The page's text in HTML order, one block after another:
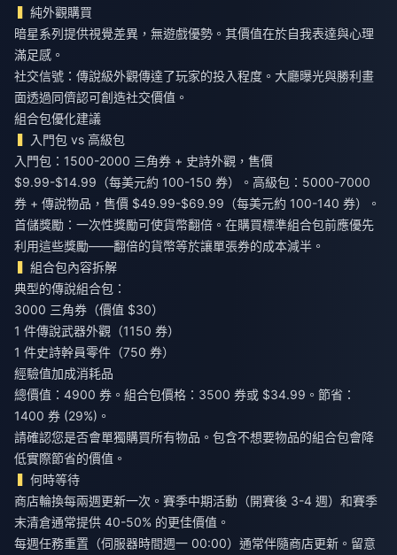
純外觀購買
暗星系列提供視覺差異，無遊戲優勢。其價值在於自我表達與心理
滿足感。
社交信號：傳說級外觀傳達了玩家的投入程度。大廳曝光與勝利畫
面透過同儕認可創造社交價值。
組合包優化建議
入門包 vs 高級包
入門包：1500-2000 三角券 + 史詩外觀，售價
$9.99-$14.99（每美元約 100-150 券）。高級包：5000-7000
券 + 傳說物品，售價 $49.99-$69.99（每美元約 100-140 券）。
首儲獎勵：一次性獎勵可使貨幣翻倍。在購買標準組合包前應優先
利用這些獎勵——翻倍的貨幣等於讓單張券的成本減半。
組合包內容拆解
典型的傳說組合包：
3000 三角券（價值 $30）
1 件傳說武器外觀（1150 券）
1 件史詩幹員零件（750 券）
經驗值加成消耗品
總價值：4900 券。組合包價格：3500 券或 $34.99。節省：
1400 券 (29%)。
請確認您是否會單獨購買所有物品。包含不想要物品的組合包會降
低實際節省的價值。
何時等待
商店輪換每兩週更新一次。賽季中期活動（開賽後 3-4 週）和賽季
末清倉通常提供 40-50% 的更佳價值。
每週任務重置（伺服器時間週一 00:00）通常伴隨商店更新。留意